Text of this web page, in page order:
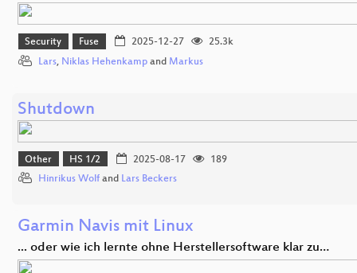
Security Fuse 2025-12-27
25.3k
Lars, Niklas Hehenkamp and Markus
Shutdown
Other HS 1/2 2025-08-17
189
Hinrikus Wolf and Lars Beckers
Garmin Navis mit Linux
... oder wie ich lernte ohne Herstellersoftware klar zu…